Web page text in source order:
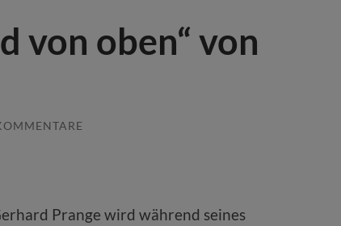
von oben“ von
Prange wird während seines